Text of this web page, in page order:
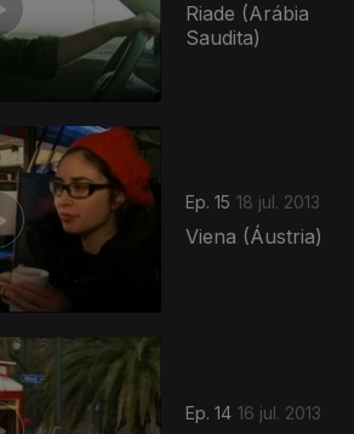
Riade (Arábia
Saudita)
Ep. 15 18 jul. 2013
Viena (Áustria)
Ep. 14 16 jul. 2013